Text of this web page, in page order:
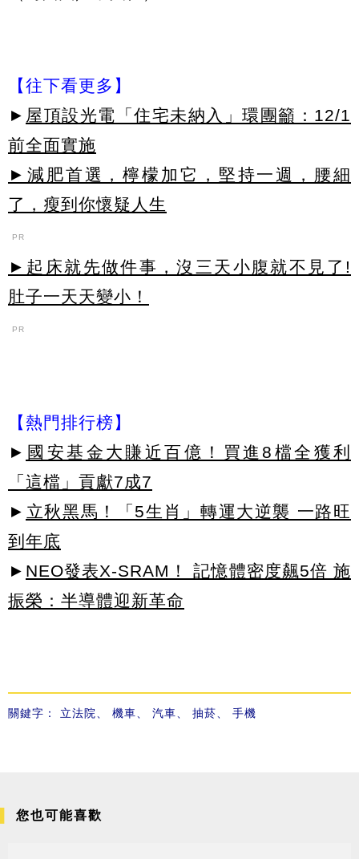
【往下看更多】
► 屋頂設光電「住宅未納入」環團籲：12/1
前全面實施
►減肥首選，檸檬加它，堅持一週，腰細
了，瘦到你懷疑人生
PR
►起床就先做件事，沒三天小腹就不見了!
肚子一天天變小！
PR
【熱門排行榜】
► 國安基金大賺近百億！買進8檔全獲利
「這檔」貢獻7成7
► 立秋黑馬！「5生肖」轉運大逆襲 一路旺
到年底
► NEO發表X-SRAM！ 記憶體密度飆5倍 施
振榮：半導體迎新革命
關鍵字： 立法院 機車 汽車 抽菸 手機
您也可能喜歡